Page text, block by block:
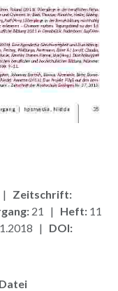
| Zeitschrift:
21 | Heft: 11
| DOI: